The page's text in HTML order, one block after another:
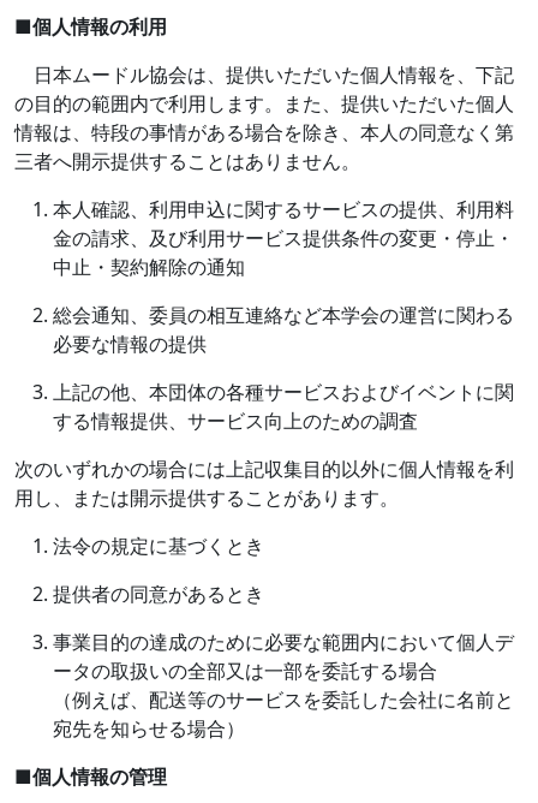
■個人情報の利用
日本ムードル協会は、提供いただいた個人情報を、下記
の目的の範囲内で利用します。また、提供いただいた個人
情報は、特段の事情がある場合を除き、本人の同意なく第
三者へ開示提供することはありません。
本人確認、利用申込に関するサービスの提供、利用料
金の請求、及び利用サービス提供条件の変更・停止・
中止・契約解除の通知
総会通知、委員の相互連絡など本学会の運営に関わる
必要な情報の提供
上記の他、本団体の各種サービスおよびイベントに関
する情報提供、サービス向上のための調査
次のいずれかの場合には上記収集目的以外に個人情報を利
用し、または開示提供することがあります。
法令の規定に基づくとき
提供者の同意があるとき
事業目的の達成のために必要な範囲内において個人デ
ータの取扱いの全部又は一部を委託する場合
（例えば、配送等のサービスを委託した会社に名前と
宛先を知らせる場合）
■個人情報の管理